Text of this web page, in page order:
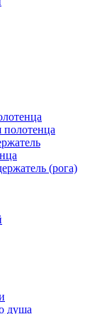
полотенца
(рога)
душа